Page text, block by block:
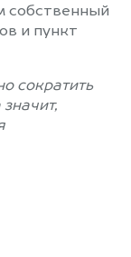
собственный
и пункт
сократить